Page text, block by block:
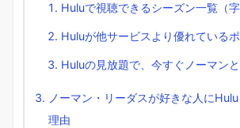
Huluで視聴できるシーズン一覧（字
Huluが他サービスより優れている
Huluの見放題で、今すぐノーマン
ノーマン・リーダスが好きな人に
理由